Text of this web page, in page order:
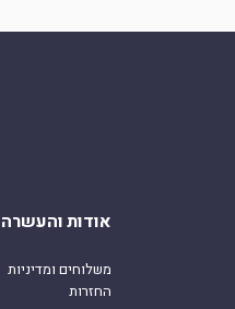
אודות והעשרה
משלוחים ומדיניות
החזרות